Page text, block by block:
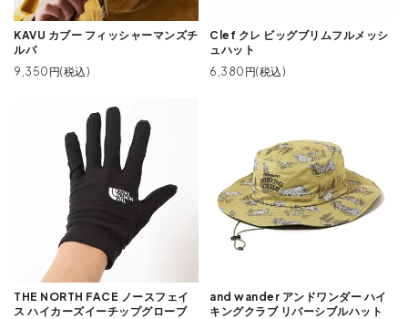
KAVU カブー フィッシャーマンズチ
ルバ
9,350円(税込)
Clef クレ ビッグブリムフルメッシ
ュハット
6,380円(税込)
THE NORTH FACE ノースフェイ
ス ハイカーズイーチップグローブ
and wander アンドワンダー ハイ
キングクラブ リバーシブルハット